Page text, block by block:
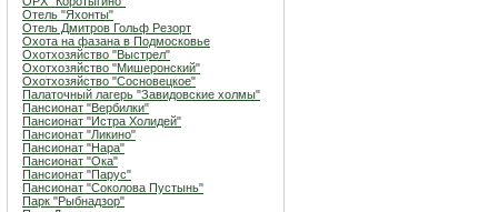
Отель "Яхонты"
Отель Дмитров Гольф Резорт
Охота на фазана в Подмосковье
Охотхозяйство "Выстрел"
Охотхозяйство "Мишеронский"
Охотхозяйство "Сосновецкое"
Палаточный лагерь "Завидовские холмы"
Пансионат "Вербилки"
Пансионат "Истра Холидей"
Пансионат "Ликино"
Пансионат "Нара"
Пансионат "Ока"
Пансионат "Парус"
Пансионат "Соколова Пустынь"
Парк "Рыбнадзор"